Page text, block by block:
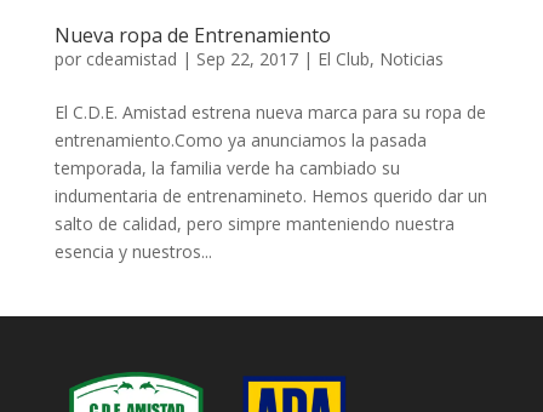
Nueva ropa de Entrenamiento
por cdeamistad | Sep 22, 2017| El Club, Noticias
El C.D.E. Amistad estrena nueva marca para su ropa de
entrenamiento.Como ya anunciamos la pasada
temporada, la familia verde ha cambiado su
indumentaria de entrenamineto. Hemos querido dar un
salto de calidad, pero simpre manteniendo nuestra
esencia y nuestros...